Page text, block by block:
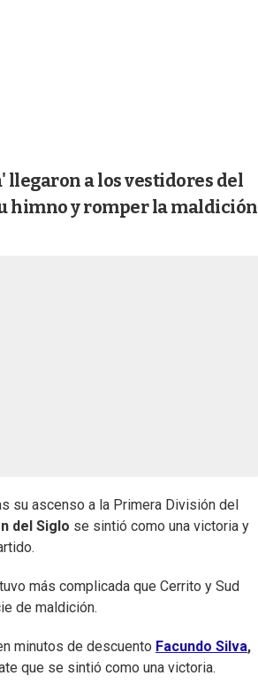
llegaron a los vestidores del
himno y romper la maldición
su ascenso a la Primera División del
del Siglo se sintió como una victoria y
más complicada que Cerrito y Sud
de maldición.
minutos de descuento Facundo Silva,
que se sintió como una victoria.